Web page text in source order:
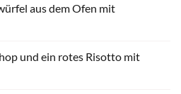
aus dem Ofen mit
und ein rotes Risotto mit